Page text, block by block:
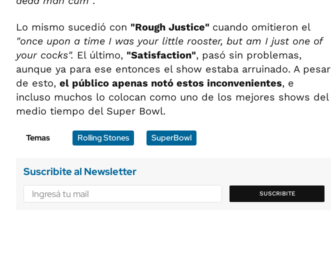
Lo mismo sucedió con "Rough Justice" cuando omitieron el
"once upon a time I was your little rooster, but am I just one of
your cocks". El último, "Satisfaction", pasó sin problemas,
aunque ya para ese entonces el show estaba arruinado. A pesar
de esto, el público apenas notó estos inconvenientes, e
incluso muchos lo colocan como uno de los mejores shows del
medio tiempo del Super Bowl.
Temas Rolling Stones SuperBowl
Suscribite al Newsletter
SUSCRIBITE